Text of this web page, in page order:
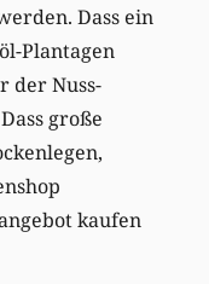
Dass ein
Plantagen
der Nuss-
große
kaufen